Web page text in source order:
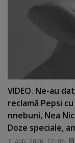
VIDEO. Ne-au
reclamă Pepsi
nnebuni, Nea
Doze speciale,
7 AUG 2026 12:06